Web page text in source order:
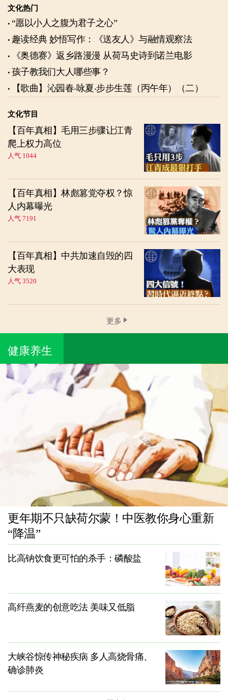
文化热门
“愿以小人之腹为君子之心”
趣读经典 妙悟写作：《送友人》与融情观察法
《奥德赛》返乡路漫漫 从荷马史诗到诺兰电影
孩子教我们大人哪些事？
【歌曲】沁园春‧咏夏‧步步生莲（丙午年）（二）
文化节目
【百年真相】毛用三步骤让江青
爬上权力高位
人气 1044
【百年真相】林彪篡党夺权？惊
人内幕曝光
人气 7191
【百年真相】中共加速自毁的四
大表现
人气 3520
更多
健康养生
更年期不只缺荷尔蒙！中医教你身心重新
“降温”
比高钠饮食更可怕的杀手：磷酸盐
高纤燕麦的创意吃法 美味又低脂
大峡谷惊传神秘疾病 多人高烧骨痛、
确诊肺炎